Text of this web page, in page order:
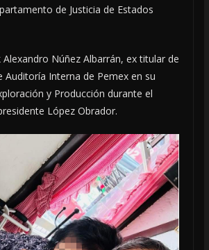
de Justicia de Estados
Alexandro Núñez Albarrán, ex titular de
Auditoría Interna de Pemex en su
y Producción durante el
López Obrador.